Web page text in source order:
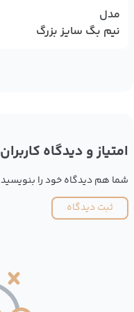
مدل
نیم بگ سایز بزرگ
امتیاز و دیدگاه کاربران
شما هم دیدگاه خود را بنویسید
ثبت دیدگاه